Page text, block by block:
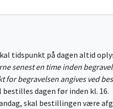
tidspunkt på dagen altid
senest en time inden
for begravelsen angives ved
dagen før inden kl. 16.
skal bestillingen være